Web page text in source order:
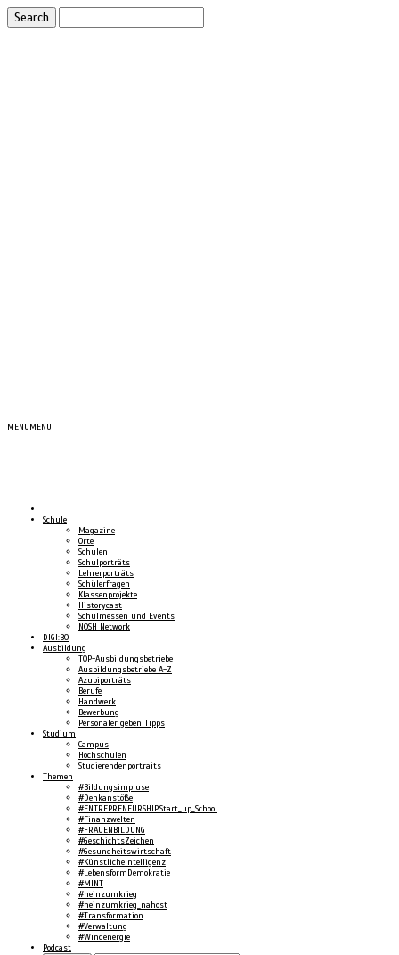
MENUMENU
Schule
Magazine
Orte
Schulen
Schulporträts
Lehrerporträts
Schülerfragen
Klassenprojekte
Historycast
Schulmessen und Events
NOSH Network
DIGI:BO
Ausbildung
TOP-Ausbildungsbetriebe
Ausbildungsbetriebe A-Z
Azubiporträts
Berufe
Handwerk
Bewerbung
Personaler geben Tipps
Studium
Campus
Hochschulen
Studierendenportraits
Themen
#Bildungsimpluse
#Denkanstöße
#ENTREPRENEURSHIP.Start_up_School
#Finanzwelten
#FRAUENBILDUNG
#GeschichtsZeichen
#Gesundheitswirtschaft
#KünstlicheIntelligenz
#LebensformDemokratie
#MINT
#neinzumkrieg
#neinzumkrieg_nahost
#Transformation
#Verwaltung
#Windenergie
Podcast